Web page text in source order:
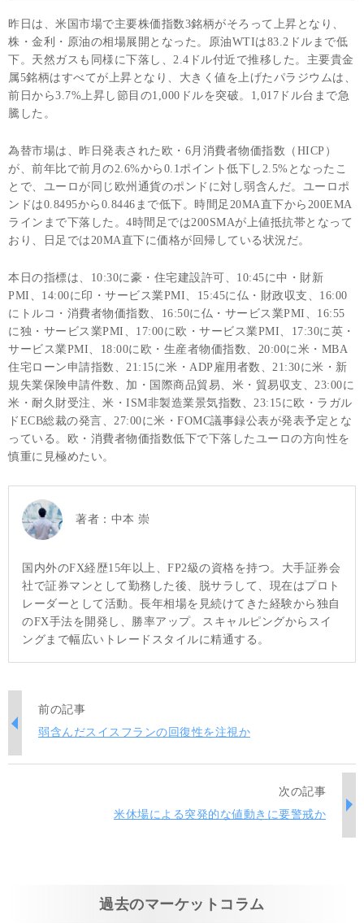
昨日は、米国市場で主要株価指数3銘柄がそろって上昇となり、
株・金利・原油の相場展開となった。原油WTIは83.2ドルまで低
下。天然ガスも同様に下落し、2.4ドル付近で推移した。主要貴金
属5銘柄はすべてが上昇となり、大きく値を上げたパラジウムは、
前日から3.7%上昇し節目の1,000ドルを突破。1,017ドル台まで急
騰した。
為替市場は、昨日発表された欧・6月消費者物価指数（HICP）
が、前年比で前月の2.6%から0.1ポイント低下し2.5%となったこ
とで、ユーロが同じ欧州通貨のポンドに対し弱含んだ。ユーロポ
ンドは0.8495から0.8446まで低下。時間足20MA直下から200EMA
ラインまで下落した。4時間足では200SMAが上値抵抗帯となって
おり、日足では20MA直下に価格が回帰している状況だ。
本日の指標は、10:30に豪・住宅建設許可、10:45に中・財新
PMI、14:00に印・サービス業PMI、15:45に仏・財政収支、16:00
にトルコ・消費者物価指数、16:50に仏・サービス業PMI、16:55
に独・サービス業PMI、17:00に欧・サービス業PMI、17:30に英・
サービス業PMI、18:00に欧・生産者物価指数、20:00に米・MBA
住宅ローン申請指数、21:15に米・ADP雇用者数、21:30に米・新
規失業保険申請件数、加・国際商品貿易、米・貿易収支、23:00に
米・耐久財受注、米・ISM非製造業景気指数、23:15に欧・ラガル
ドECB総裁の発言、27:00に米・FOMC議事録公表が発表予定とな
っている。欧・消費者物価指数低下で下落したユーロの方向性を
慎重に見極めたい。
著者： 中本 崇
国内外のFX経歴15年以上、FP2級の資格を持つ。大手証券会
社で証券マンとして勤務した後、脱サラして、現在はプロト
レーダーとして活動。長年相場を見続けてきた経験から独自
のFX手法を開発し、勝率アップ。スキャルピングからスイ
ングまで幅広いトレードスタイルに精通する。
前の記事
弱含んだスイスフランの回復性を注視か
次の記事
米休場による突発的な値動きに要警戒か
過去のマーケットコラム